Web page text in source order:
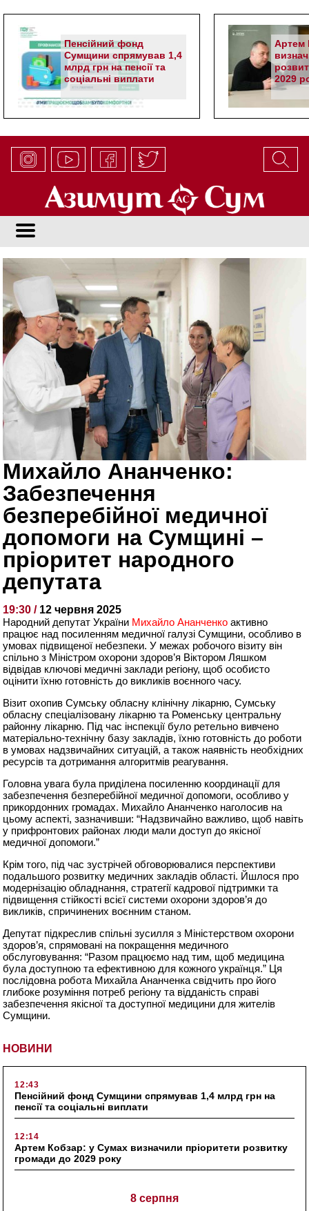
Пенсійний фонд
Сумщини спрямував 1,4
млрд грн на пенсії та
соціальні виплати
Артем
2029
НОВИНИ
12:43
Пенсійний фонд Сумщини спрямував 1,4 млрд грн на
пенсії та соціальні виплати
12:14
Артем Кобзар: у Сумах визначили пріоритети розвитку
громади до 2029 року
8 серпня
Михайло Ананченко:
Забезпечення
безперебійної медичної
допомоги на Сумщині –
пріоритет народного
депутата
19:30 / 12 червня 2025
Народний депутат України Михайло Ананченко активно
працює над посиленням медичної галузі Сумщини, особливо в
умовах підвищеної небезпеки. У межах робочого візиту він
спільно з Міністром охорони здоров’я Віктором Ляшком
відвідав ключові медичні заклади регіону, щоб особисто
оцінити їхню готовність до викликів воєнного часу.
Візит охопив Сумську обласну клінічну лікарню, Сумську
обласну спеціалізовану лікарню та Роменську центральну
районну лікарню. Під час інспекції було ретельно вивчено
матеріально-технічну базу закладів, їхню готовність до роботи
в умовах надзвичайних ситуацій, а також наявність необхідних
ресурсів та дотримання алгоритмів реагування.
Головна увага була приділена посиленню координації для
забезпечення безперебійної медичної допомоги, особливо у
прикордонних громадах. Михайло Ананченко наголосив на
цьому аспекті, зазначивши: “Надзвичайно важливо, щоб навіть
у прифронтових районах люди мали доступ до якісної
медичної допомоги.”
Крім того, під час зустрічей обговорювалися перспективи
подальшого розвитку медичних закладів області. Йшлося про
модернізацію обладнання, стратегії кадрової підтримки та
підвищення стійкості всієї системи охорони здоров’я до
викликів, спричинених воєнним станом.
Депутат підкреслив спільні зусилля з Міністерством охорони
здоров’я, спрямовані на покращення медичного
обслуговування: “Разом працюємо над тим, щоб медицина
була доступною та ефективною для кожного українця.” Ця
послідовна робота Михайла Ананченка свідчить про його
глибоке розуміння потреб регіону та відданість справі
забезпечення якісної та доступної медицини для жителів
Сумщини.